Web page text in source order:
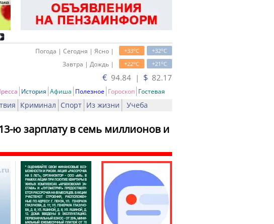
+32oC
+33oC
Погода | Сегодня | Ясно |
+21oC
+22oC
Завтра | Дождь |
€ 94.84 | $ 82.17
История Афиша Полезное Гороскоп Гостевая
Криминал Спорт Из жизни Учеба
ю зарплату в семь миллионов и
Печать